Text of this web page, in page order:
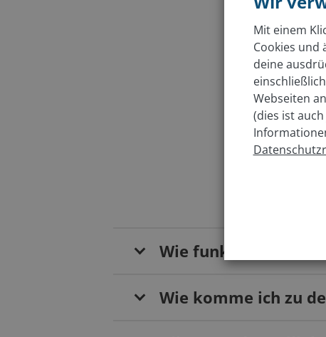
In
Wie funktioniert das?
Wie komme ich zu
Mit einem
Cookies und
deine
Webseiten
(dies ist